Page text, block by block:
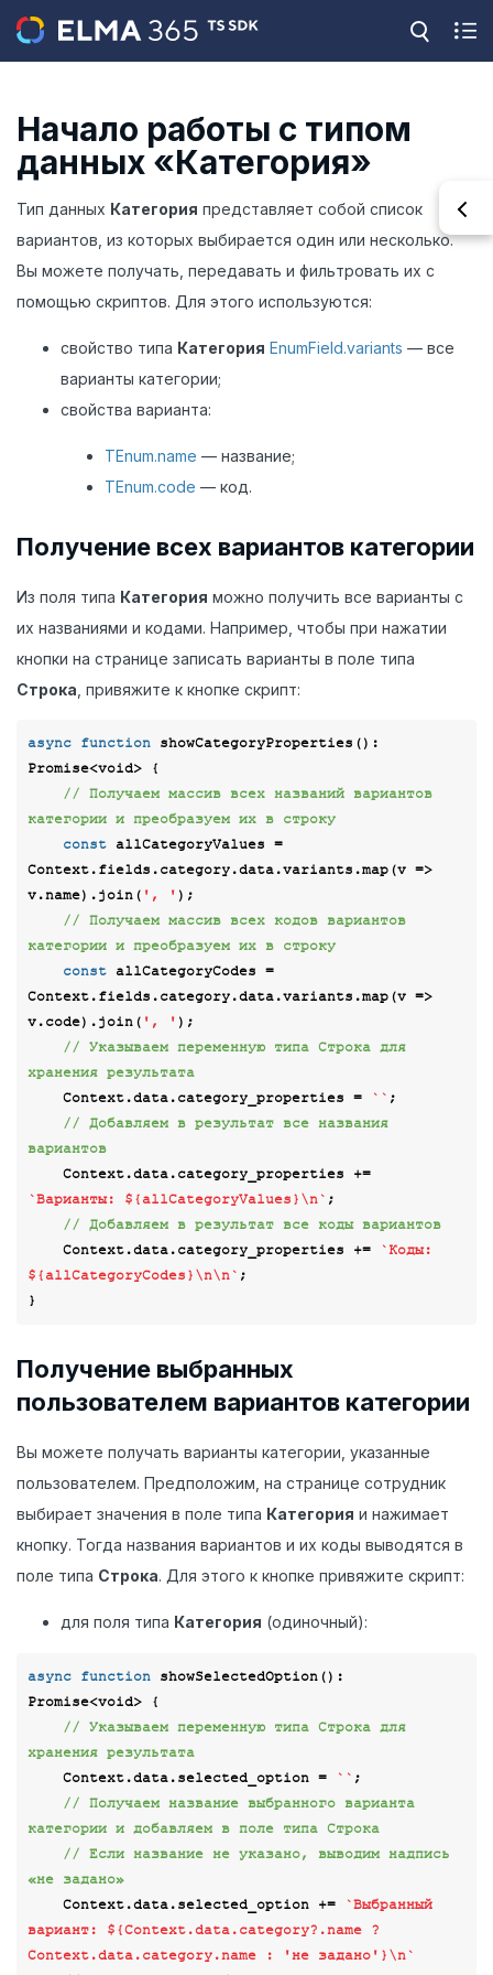
Начало работы с типом
данных «Категория»
Тип данных Категория представляет собой список
вариантов, из которых выбирается один или несколько.
Вы можете получать, передавать и фильтровать их с
помощью скриптов. Для этого используются:
свойство типа Категория EnumField.variants — все
варианты категории;
свойства варианта:
TEnum.name — название;
TEnum.code — код.
Получение всех вариантов категории
Из поля типа Категория можно получить все варианты с
их названиями и кодами. Например, чтобы при нажатии
кнопки на странице записать варианты в поле типа
Строка , привяжите к кнопке скрипт:
async function showCategoryProperties (
Promise<void>
{
// Получаем массив всех названий вариантов
категории и преобразуем их в строку
const allCategoryValues =
Context.fields.category.data.variants.map(v =>
v.name).join( ', ' );
// Получаем массив всех кодов вариантов
категории и преобразуем их в строку
const allCategoryCodes =
Context.fields.category.data.variants.map(v =>
v.code).join( ', ' );
// Указываем переменную типа Строка для
хранения результата
    Context.data.category_properties =
`` ;
// Добавляем в результат все названия
вариантов
`Варианты: ${allCategoryValues}\n` ;
// Добавляем в результат все коды вариантов
    Context.data.category_properties +=
${allCategoryCodes}\n\n` ;
Получение выбранных
пользователем вариантов категории
Вы можете получать варианты категории, указанные
пользователем. Предположим, на странице сотрудник
выбирает значения в поле типа Категория и нажимает
кнопку. Тогда названия вариантов и их коды выводятся в
поле типа Строка. Для этого к кнопке привяжите скрипт:
для поля типа Категория (одиночный):
async function showSelectedOption(
Promise<void>
{
// Указываем переменную типа Строка для
хранения результата
    Context.data.selected_option =
`` ;
// Получаем название выбранного варианта
категории и добавляем в поле типа Строка
// Если название не указано, выводим надпись
«не задано»
    Context.data.selected_option +=
`Выбранный
вариант: ${Context.data.category?.name ?
Context.data.category.name :
'не задано' }\n`